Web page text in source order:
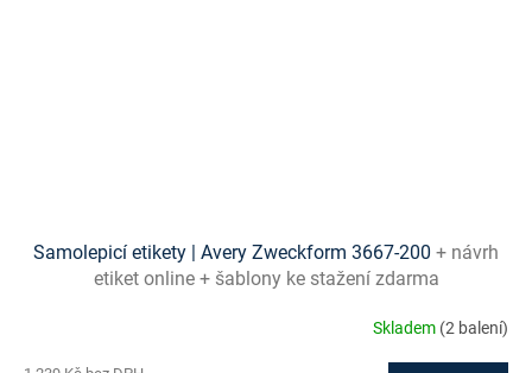
Samolepicí etikety | Avery Zweckform 3667-200 + návrh
etiket online + šablony ke stažení zdarma
Skladem (2 balení)